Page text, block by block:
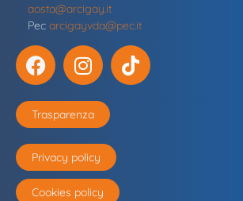
aosta@arcigay.it
Pec arcigayvda@pec.it
Trasparenza
Privacy policy
Cookies policy